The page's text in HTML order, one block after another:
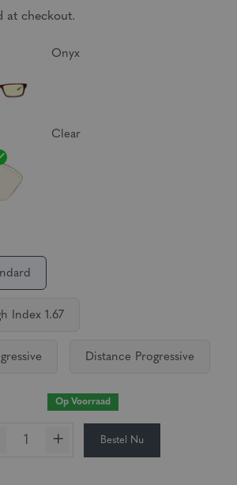
at checkout.
Onyx
Clear
Index 1.67
Distance Progressive
Op Voorraad
+ Bestel Nu